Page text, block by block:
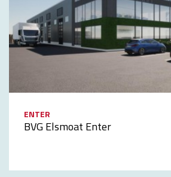
ENTER
BVG Elsmoat Enter